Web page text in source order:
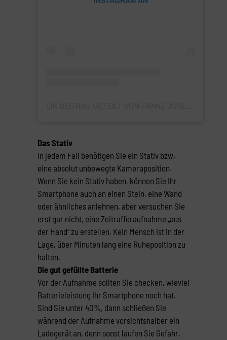
Das Stativ
In jedem Fall benötigen Sie ein Stativ bzw.
eine absolut unbewegte Kameraposition.
Wenn Sie kein Stativ haben, können Sie Ihr
Smartphone auch an einen Stein, eine Wand
oder ähnliches anlehnen, aber versuchen Sie
erst gar nicht, eine Zeitrafferaufnahme „aus
der Hand“ zu erstellen. Kein Mensch ist in der
Lage, über Minuten lang eine Ruheposition zu
halten.
Die gut gefüllte Batterie
Vor der Aufnahme sollten Sie checken, wieviel
Batterieleistung Ihr Smartphone noch hat.
Sind Sie unter 40%, dann schließen Sie
während der Aufnahme vorsichtshalber ein
Ladegerät an, denn sonst laufen Sie Gefahr,